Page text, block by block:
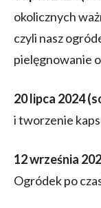
okolicznych
czyli nasz
pielęgnowanie
20 lipca 2024
i tworzenie
12 września
Ogródek po